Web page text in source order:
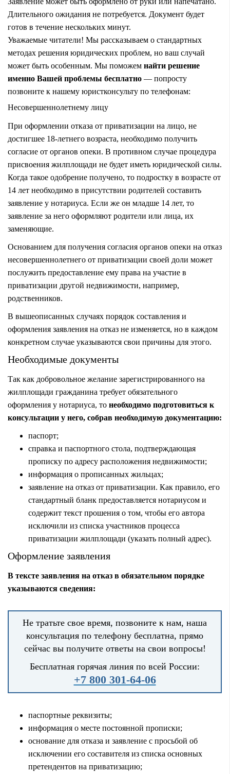
Длительного ожидания не потребуется. Документ будет
готов в течение нескольких минут.
Уважаемые читатели! Мы рассказываем о стандартных
методах решения юридических проблем, но ваш случай
может быть особенным. Мы поможем найти решение
именно Вашей проблемы бесплатно — попросту
позвоните к нашему юристконсульту по телефонам:
Несовершеннолетнему лицу
При оформлении отказа от приватизации на лицо, не
достигшее 18-летнего возраста, необходимо получить
согласие от органов опеки. В противном случае процедура
присвоения жилплощади не будет иметь юридической силы.
Когда такое одобрение получено, то подростку в возрасте от
14 лет необходимо в присутствии родителей составить
заявление у нотариуса. Если же он младше 14 лет, то
заявление за него оформляют родители или лица, их
заменяющие.
Основанием для получения согласия органов опеки на отказ
несовершеннолетнего от приватизации своей доли может
послужить предоставление ему права на участие в
приватизации другой недвижимости, например,
родственников.
В вышеописанных случаях порядок составления и
оформления заявления на отказ не изменяется, но в каждом
конкретном случае указываются свои причины для этого.
Необходимые документы
Так как добровольное желание зарегистрированного на
жилплощади гражданина требует обязательного
оформления у нотариуса, то необходимо подготовиться к
консультации у него, собрав необходимую документацию:
паспорт;
справка и паспортного стола, подтверждающая
прописку по адресу расположения недвижимости;
информация о прописанных жильцах;
заявление на отказ от приватизации. Как правило, его
стандартный бланк предоставляется нотариусом и
содержит текст прошения о том, чтобы его автора
исключили из списка участников процесса
приватизации жилплощади (указать полный адрес).
Оформление заявления
В тексте заявления на отказ в обязательном порядке
указываются сведения:
Не тратьте свое время, позвоните к нам, наша
консультация по телефону бесплатна, прямо
сейчас вы получите ответы на свои вопросы!
Бесплатная горячая линия по всей России:
+7 800 301-64-06
паспортные реквизиты;
информация о месте постоянной прописки;
основание для отказа и заявление с просьбой об
исключении его составителя из списка основных
претендентов на приватизацию;